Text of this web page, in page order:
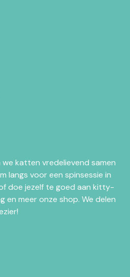
we katten vredelievend samen
langs voor een spinsessie in
doe jezelf te goed aan kitty-
en meer onze shop. We delen